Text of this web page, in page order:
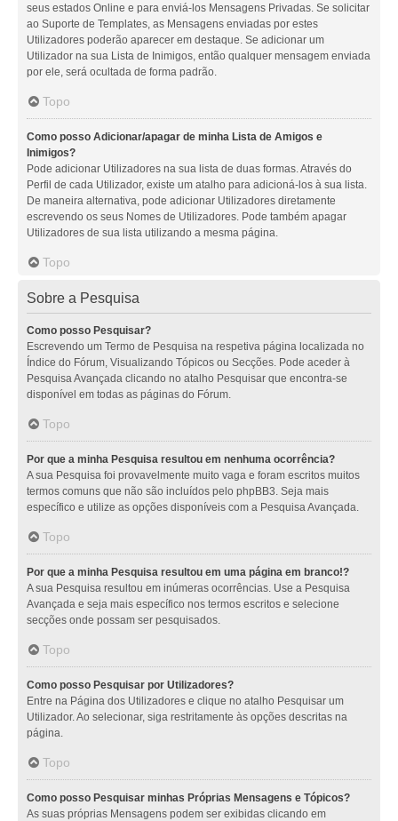
seus estados Online e para enviá-los Mensagens Privadas. Se solicitar
ao Suporte de Templates, as Mensagens enviadas por estes
Utilizadores poderão aparecer em destaque. Se adicionar um
Utilizador na sua Lista de Inimigos, então qualquer mensagem enviada
por ele, será ocultada de forma padrão.
Topo
Como posso Adicionar/apagar de minha Lista de Amigos e
Inimigos?
Pode adicionar Utilizadores na sua lista de duas formas. Através do
Perfil de cada Utilizador, existe um atalho para adicioná-los à sua lista.
De maneira alternativa, pode adicionar Utilizadores diretamente
escrevendo os seus Nomes de Utilizadores. Pode também apagar
Utilizadores de sua lista utilizando a mesma página.
Topo
Sobre a Pesquisa
Como posso Pesquisar?
Escrevendo um Termo de Pesquisa na respetiva página localizada no
Índice do Fórum, Visualizando Tópicos ou Secções. Pode aceder à
Pesquisa Avançada clicando no atalho Pesquisar que encontra-se
disponível em todas as páginas do Fórum.
Topo
Por que a minha Pesquisa resultou em nenhuma ocorrência?
A sua Pesquisa foi provavelmente muito vaga e foram escritos muitos
termos comuns que não são incluídos pelo phpBB3. Seja mais
específico e utilize as opções disponíveis com a Pesquisa Avançada.
Topo
Por que a minha Pesquisa resultou em uma página em branco!?
A sua Pesquisa resultou em inúmeras ocorrências. Use a Pesquisa
Avançada e seja mais específico nos termos escritos e selecione
secções onde possam ser pesquisados.
Topo
Como posso Pesquisar por Utilizadores?
Entre na Página dos Utilizadores e clique no atalho Pesquisar um
Utilizador. Ao selecionar, siga restritamente às opções descritas na
página.
Topo
Como posso Pesquisar minhas Próprias Mensagens e Tópicos?
As suas próprias Mensagens podem ser exibidas clicando em